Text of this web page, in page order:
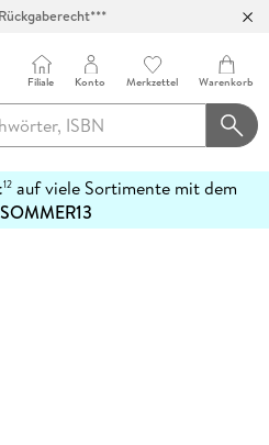
Filiale Konto Merkzettel Warenkorb
12auf viele Sortimente mit dem
SOMMER13